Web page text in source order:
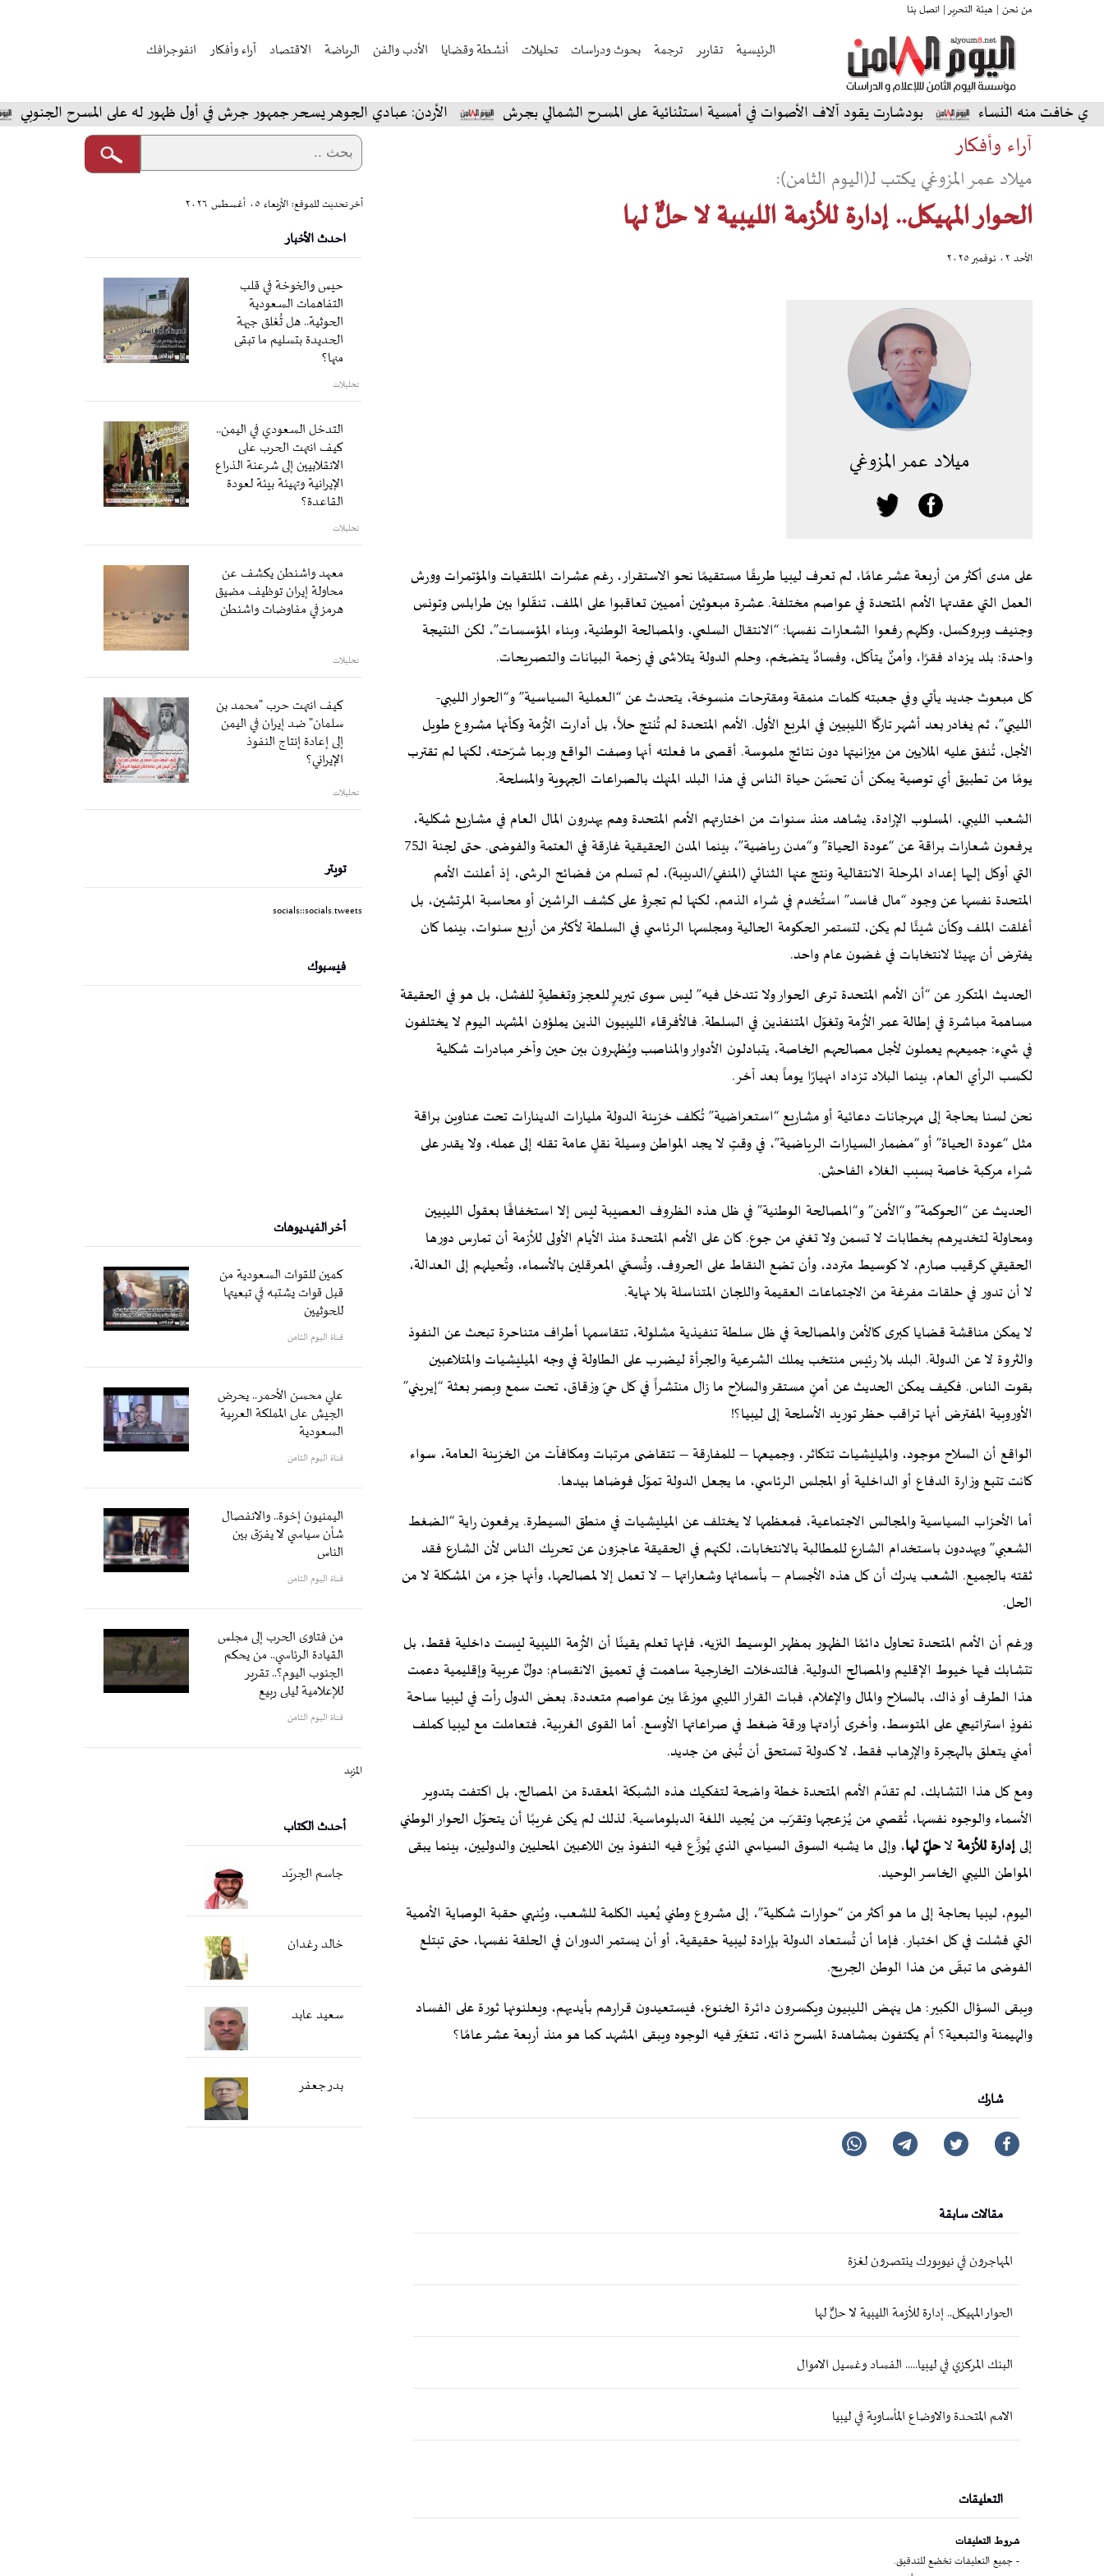
من نحن | هيئة التحرير | اتصل بنا
الرئيسية تقارير ترجمة بحوث ودراسات تحليلات أنشطة وقضايا الأدب والفن الرياضة الاقتصاد آراء وأفكار انفوجرافك
منه النساء بودشارت يقود آلاف الأصوات في أمسية استثنائية على المسرح الشمالي بجرش الأردن: عبادي الجوهر يسحر جمهور جرش في أول ظهور له على المسرح الجنوبي
آراء وأفكار
ميلاد عمر المزوغي يكتب لـ(اليوم الثامن):
الحوار المهيكل.. إدارة للأزمة الليبية لا حلٌّ لها
الأحد ٠٢ نوفمبر ٢٠٢٥
ميلاد عمر المزوغي
على مدى أكثر من أربعة عشر عامًا، لم تعرف ليبيا طريقًا مستقيمًا نحو الاستقرار، رغم عشرات الملتقيات والمؤتمرات وورش
العمل التي عقدتها الأمم المتحدة في عواصم مختلفة. عشرة مبعوثين أمميين تعاقبوا على الملف، تنقّلوا بين طرابلس وتونس
وجنيف وبروكسل، وكلهم رفعوا الشعارات نفسها: “الانتقال السلمي، والمصالحة الوطنية، وبناء المؤسسات”، لكن النتيجة
واحدة: بلد يزداد فقرًا، وأمنٌ يتآكل، وفسادٌ يتضخم، وحلم الدولة يتلاشى في زحمة البيانات والتصريحات.
كل مبعوث جديد يأتي وفي جعبته كلمات منمقة ومقترحات منسوخة، يتحدث عن “العملية السياسية” و“الحوار الليبي-
الليبي”، ثم يغادر بعد أشهر تاركًا الليبيين في المربع الأول. الأمم المتحدة لم تُنتج حلاً، بل أدارت الأزمة وكأنها مشروع طويل
الأجل، تُنفق عليه الملايين من ميزانيتها دون نتائج ملموسة. أقصى ما فعلته أنها وصفت الواقع وربما شرّحته، لكنها لم تقترب
يومًا من تطبيق أي توصية يمكن أن تحسّن حياة الناس في هذا البلد المنهك بالصراعات الجهوية والمسلحة.
الشعب الليبي، المسلوب الإرادة، يشاهد منذ سنوات من اختارتهم الأمم المتحدة وهم يهدرون المال العام في مشاريع شكلية،
يرفعون شعارات براقة عن “عودة الحياة” و“مدن رياضية”، بينما المدن الحقيقية غارقة في العتمة والفوضى. حتى لجنة الـ75
التي أوكل إليها إعداد المرحلة الانتقالية ونتج عنها الثنائي (المنفي/الدبيبة)، لم تسلم من فضائح الرشى، إذ أعلنت الأمم
المتحدة نفسها عن وجود “مال فاسد” استُخدم في شراء الذمم، لكنها لم تجرؤ على كشف الراشين أو محاسبة المرتشين، بل
أغلقت الملف وكأن شيئًا لم يكن، لتستمر الحكومة الحالية ومجلسها الرئاسي في السلطة لأكثر من أربع سنوات، بينما كان
يفترض أن يهيئا لانتخابات في غضون عام واحد.
الحديث المتكرر عن “أن الأمم المتحدة ترعى الحوار ولا تتدخل فيه” ليس سوى تبريرٍ للعجز وتغطيةٍ للفشل، بل هو في الحقيقة
مساهمة مباشرة في إطالة عمر الأزمة وتغوّل المتنفذين في السلطة. فالأفرقاء الليبيون الذين يملؤون المشهد اليوم لا يختلفون
في شيء: جميعهم يعملون لأجل مصالحهم الخاصة، يتبادلون الأدوار والمناصب ويُظهرون بين حين وآخر مبادرات شكلية
لكسب الرأي العام، بينما البلاد تزداد انهيارًا يوماً بعد آخر.
نحن لسنا بحاجة إلى مهرجانات دعائية أو مشاريع “استعراضية” تُكلف خزينة الدولة مليارات الدينارات تحت عناوين براقة
مثل “عودة الحياة” أو “مضمار السيارات الرياضية”، في وقتٍ لا يجد المواطن وسيلة نقلٍ عامة تقله إلى عمله، ولا يقدر على
شراء مركبة خاصة بسبب الغلاء الفاحش.
الحديث عن “الحوكمة” و“الأمن” و“المصالحة الوطنية” في ظل هذه الظروف العصيبة ليس إلا استخفافًا بعقول الليبيين
ومحاولة لتخديرهم بخطابات لا تسمن ولا تغني من جوع. كان على الأمم المتحدة منذ الأيام الأولى للأزمة أن تمارس دورها
الحقيقي كرقيب صارم، لا كوسيط متردد، وأن تضع النقاط على الحروف، وتُسمّي المعرقلين بالأسماء، وتُحيلهم إلى العدالة،
لا أن تدور في حلقات مفرغة من الاجتماعات العقيمة واللجان المتناسلة بلا نهاية.
لا يمكن مناقشة قضايا كبرى كالأمن والمصالحة في ظل سلطة تنفيذية مشلولة، تتقاسمها أطراف متناحرة تبحث عن النفوذ
والثروة لا عن الدولة. البلد بلا رئيس منتخب يملك الشرعية والجرأة ليضرب على الطاولة في وجه الميليشيات والمتلاعبين
بقوت الناس. فكيف يمكن الحديث عن أمنٍ مستقر والسلاح ما زال منتشراً في كل حيّ وزقاق، تحت سمع وبصر بعثة “إيريني”
الأوروبية المفترض أنها تراقب حظر توريد الأسلحة إلى ليبيا؟!
الواقع أن السلاح موجود، والميليشيات تتكاثر، وجميعها – للمفارقة – تتقاضى مرتبات ومكافآت من الخزينة العامة، سواء
كانت تتبع وزارة الدفاع أو الداخلية أو المجلس الرئاسي، ما يجعل الدولة تموّل فوضاها بيدها.
أما الأحزاب السياسية والمجالس الاجتماعية، فمعظمها لا يختلف عن الميليشيات في منطق السيطرة. يرفعون راية “الضغط
الشعبي” ويهددون باستخدام الشارع للمطالبة بالانتخابات، لكنهم في الحقيقة عاجزون عن تحريك الناس لأن الشارع فقد
ثقته بالجميع. الشعب يدرك أن كل هذه الأجسام – بأسمائها وشعاراتها – لا تعمل إلا لمصالحها، وأنها جزء من المشكلة لا من
الحل.
ورغم أن الأمم المتحدة تحاول دائمًا الظهور بمظهر الوسيط النزيه، فإنها تعلم يقينًا أن الأزمة الليبية ليست داخلية فقط، بل
تتشابك فيها خيوط الإقليم والمصالح الدولية. فالتدخلات الخارجية ساهمت في تعميق الانقسام: دولٌ عربية وإقليمية دعمت
هذا الطرف أو ذاك، بالسلاح والمال والإعلام، فبات القرار الليبي موزعًا بين عواصم متعددة. بعض الدول رأت في ليبيا ساحة
نفوذٍ استراتيجي على المتوسط، وأخرى أرادتها ورقة ضغط في صراعاتها الأوسع. أما القوى الغربية، فتعاملت مع ليبيا كملف
أمني يتعلق بالهجرة والإرهاب فقط، لا كدولة تستحق أن تُبنى من جديد.
ومع كل هذا التشابك، لم تقدّم الأمم المتحدة خطة واضحة لتفكيك هذه الشبكة المعقدة من المصالح، بل اكتفت بتدوير
الأسماء والوجوه نفسها، تُقصي من يُزعجها وتقرّب من يُجيد اللغة الدبلوماسية. لذلك لم يكن غريبًا أن يتحوّل الحوار الوطني
إلى إدارة للأزمة لاحلٍّ لها، وإلى ما يشبه السوق السياسي الذي يُوزَّع فيه النفوذ بين اللاعبين المحليين والدوليين، بينما يبقى
المواطن الليبي الخاسر الوحيد.
اليوم، ليبيا بحاجة إلى ما هو أكثر من “حوارات شكلية”، إلى مشروع وطني يُعيد الكلمة للشعب، ويُنهي حقبة الوصاية الأممية
التي فشلت في كل اختبار. فإما أن تُستعاد الدولة بإرادة ليبية حقيقية، أو أن يستمر الدوران في الحلقة نفسها، حتى تبتلع
الفوضى ما تبقّى من هذا الوطن الجريح.
ويبقى السؤال الكبير: هل ينهض الليبيون ويكسرون دائرة الخنوع، فيستعيدون قرارهم بأيديهم، ويعلنونها ثورة على الفساد
والهيمنة والتبعية؟ أم يكتفون بمشاهدة المسرح ذاته، تتغيّر فيه الوجوه ويبقى المشهد كما هو منذ أربعة عشر عامًا؟
شارك
مقالات سابقة
المهاجرون في نيويورك ينتصرون لغزة
الحوار المهيكل.. إدارة للأزمة الليبية لا حلٌّ لها
البنك المركزي في ليبيا..... الفساد وغسيل الاموال
الامم المتحدة والاوضاع المأساوية في ليبيا
التعليقات
شروط التعليقات
- جميع التعليقات تخضع للتدقيق.
آخر تحديث للموقع: الأربعاء ٠٥ أغسطس ٢٠٢٦
احدث الأخبار
حيس والخوخة في قلب
التفاهمات السعودية
الحوثية.. هل تُغلق جبهة
الحديدة بتسليم ما تبقى
منها؟
تحليلات
التدخل السعودي في اليمن..
كيف انتهت الحرب على
الانقلابيين إلى شرعنة الذراع
الإيرانية وتهيئة بيئة لعودة
القاعدة؟
تحليلات
معهد واشنطن يكشف عن
محاولة إيران توظيف مضيق
هرمز في مفاوضات واشنطن
تحليلات
كيف انتهت حرب "محمد بن
سلمان" ضد إيران في اليمن
إلى إعادة إنتاج النفوذ
الإيراني؟
تحليلات
تويتر
socials::socials.tweets
فيسبوك
أخر الفيديوهات
كمين للقوات السعودية من
قبل قوات يشتبه في تبعيتها
للحوثيين
قناة اليوم الثامن
علي محسن الأحمر.. يحرض
الجيش على المملكة العربية
السعودية
قناة اليوم الثامن
اليمنيون إخوة.. والانفصال
شأن سياسي لا يفرّق بين
الناس
قناة اليوم الثامن
من فتاوى الحرب إلى مجلس
القيادة الرئاسي.. من يحكم
الجنوب اليوم؟.. تقرير
للإعلامية ليلى ربيع
قناة اليوم الثامن
المزيد
أحدث الكتاب
جاسم الجريّد
خالد رغدان
سعید عابد
بدر جعفر